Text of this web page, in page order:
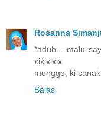
Rosanna
*aduh... malu
xixixixix
monggo, ki
Balas